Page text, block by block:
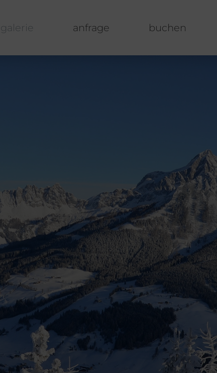
anfrage buchen